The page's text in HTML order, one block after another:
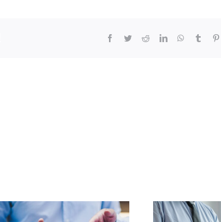
Facebook
TwitterRedditLinkedInWhatsApp
Tumblr
Ach@t Solutions,